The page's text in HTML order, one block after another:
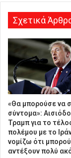
Σχετικά
«Θα μπορούσε να
σύντομα»:
Τραμπ για το
πολέμου με το
νομίζω ότι
αντέξουν πολύ